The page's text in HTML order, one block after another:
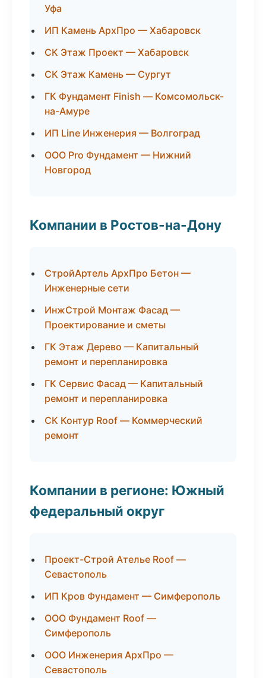
Уфа
ИП Камень АрхПро — Хабаровск
СК Этаж Проект — Хабаровск
СК Этаж Камень — Сургут
ГК Фундамент Finish — Комсомольск-
на-Амуре
ИП Line Инженерия — Волгоград
ООО Pro Фундамент — Нижний
Новгород
Компании в Ростов-на-Дону
СтройАртель АрхПро Бетон —
Инженерные сети
ИнжСтрой Монтаж Фасад —
Проектирование и сметы
ГК Этаж Дерево — Капитальный
ремонт и перепланировка
ГК Сервис Фасад — Капитальный
ремонт и перепланировка
СК Контур Roof — Коммерческий
ремонт
Компании в регионе: Южный
федеральный округ
Проект-Строй Ателье Roof —
Севастополь
ИП Кров Фундамент — Симферополь
ООО Фундамент Roof —
Симферополь
ООО Инженерия АрхПро —
Севастополь